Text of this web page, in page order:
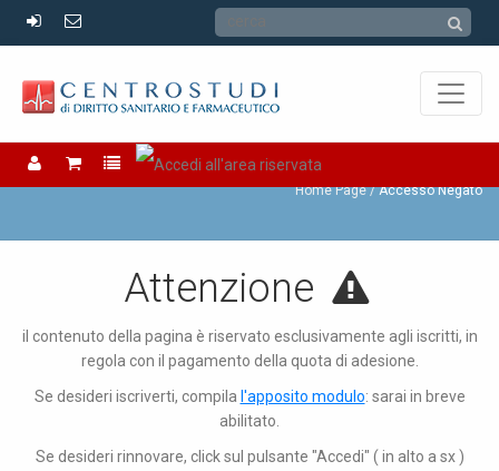
Accesso Negato
Home Page Accesso Negato
Attenzione
il contenuto della pagina è riservato esclusivamente agli iscritti, in
regola con il pagamento della quota di adesione.
Se desideri iscriverti, compila l'apposito modulo: sarai in breve
abilitato.
Se desideri rinnovare, click sul pulsante "Accedi" ( in alto a sx )